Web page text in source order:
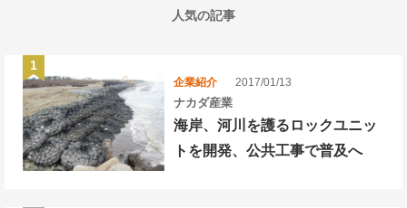
人気の記事
企業紹介 2017/01/13
ナカダ産業
海岸、河川を護るロックユニッ
トを開発、公共工事で普及へ